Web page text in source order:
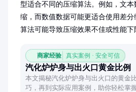
型适合不同的压缩算法。例如，文
缩，而数值数据可能更适合使用差
算法可能导致压缩效果不佳或性能下
商家经验 真实案例 · 安全可信
汽化炉炉身与出火口黄金比例
本文揭秘汽化炉炉身与出火口的黄金
巧，再到实际应用案例，助你轻松掌